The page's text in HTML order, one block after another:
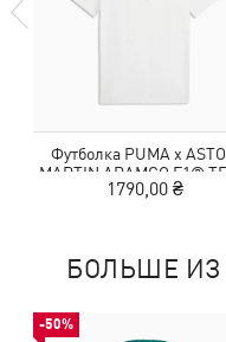
Футболка PUMA x
MARTIN ARAMCO F1®
Essentials Tee Men
1790,00 ₴
БОЛЬШЕ ИЗ
-50%